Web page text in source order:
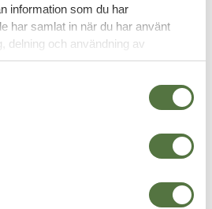
information som du har
har samlat in när du har använt
delning och användning av
för personalisering av